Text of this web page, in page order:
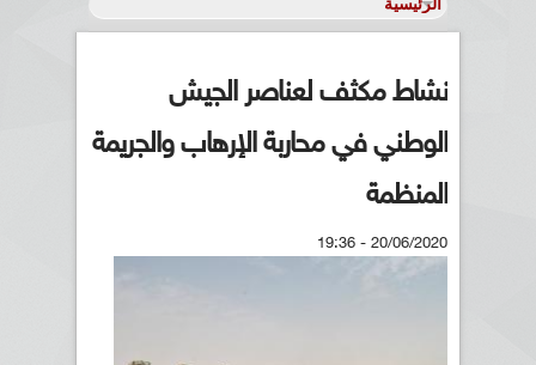
نشاط مكثف لعناصر الجيش
الوطني في محاربة الإرهاب والجريمة
المنظمة
20/06/2020 - 19:36